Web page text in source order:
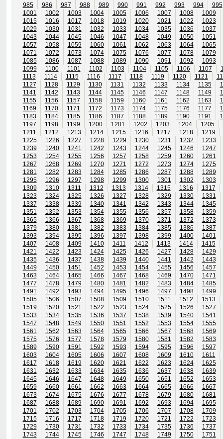
985
986 987 988 989 990 991 992 993 994
995
1001
1002 1003 1004 1005 1006 1007 1008
1009
1015
1016 1017 1018 1019 1020 1021 1022
1023
1029
1030 1031 1032 1033 1034 1035 1036
1037
1043
1044 1045 1046 1047 1048 1049 1050
1051
1057
1058 1059 1060 1061 1062 1063 1064
1065
1071
1072 1073 1074 1075 1076 1077 1078
1079
1085
1086 1087 1088 1089 1090 1091 1092
1093
1099
1100 1101 1102 1103 1104 1105 1106 1107
1113
1114 1115 1116 1117 1118 1119 1120 1121
1127
1128 1129 1130 1131 1132 1133 1134 1135
1141
1142 1143 1144 1145 1146 1147 1148 1149
1155
1156 1157 1158 1159 1160 1161 1162 1163
1169
1170 1171 1172 1173 1174 1175 1176 1177
1183
1184 1185 1186 1187 1188 1189 1190 1191
1197
1198 1199 1200 1201 1202 1203 1204 1205
1211
1212 1213 1214 1215 1216 1217 1218
1219
1225
1226 1227 1228 1229 1230 1231 1232
1233
1239
1240 1241 1242 1243 1244 1245 1246
1247
1253
1254 1255 1256 1257 1258 1259 1260
1261
1267
1268 1269 1270 1271 1272 1273 1274
1275
1281
1282 1283 1284 1285 1286 1287 1288
1289
1295
1296 1297 1298 1299 1300 1301 1302
1303
1309
1310 1311 1312 1313 1314 1315 1316
1317
1323
1324 1325 1326 1327 1328 1329 1330
1331
1337
1338 1339 1340 1341 1342 1343 1344
1345
1351
1352 1353 1354 1355 1356 1357 1358
1359
1365
1366 1367 1368 1369 1370 1371 1372
1373
1379
1380 1381 1382 1383 1384 1385 1386
1387
1393
1394 1395 1396 1397 1398 1399 1400
1401
1407
1408 1409 1410 1411 1412 1413 1414
1415
1421
1422 1423 1424 1425 1426 1427 1428
1429
1435
1436 1437 1438 1439 1440 1441 1442
1443
1449
1450 1451 1452 1453 1454 1455 1456
1457
1463
1464 1465 1466 1467 1468 1469 1470
1471
1477
1478 1479 1480 1481 1482 1483 1484
1485
1491
1492 1493 1494 1495 1496 1497 1498
1499
1505
1506 1507 1508 1509 1510 1511 1512
1513
1519
1520 1521 1522 1523 1524 1525 1526
1527
1533
1534 1535 1536 1537 1538 1539 1540
1541
1547
1548 1549 1550 1551 1552 1553 1554
1555
1561
1562 1563 1564 1565 1566 1567 1568
1569
1575
1576 1577 1578 1579 1580 1581 1582
1583
1589
1590 1591 1592 1593 1594 1595 1596
1597
1603
1604 1605 1606 1607 1608 1609 1610
1611
1617
1618 1619 1620 1621 1622 1623 1624
1625
1631
1632 1633 1634 1635 1636 1637 1638
1639
1645
1646 1647 1648 1649 1650 1651 1652
1653
1659
1660 1661 1662 1663 1664 1665 1666
1667
1673
1674 1675 1676 1677 1678 1679 1680
1681
1687
1688 1689 1690 1691 1692 1693 1694
1695
1701
1702 1703 1704 1705 1706 1707 1708
1709
1715
1716 1717 1718 1719 1720 1721 1722
1723
1729
1730 1731 1732 1733 1734 1735 1736
1737
1743
1744 1745 1746 1747 1748 1749 1750 1751